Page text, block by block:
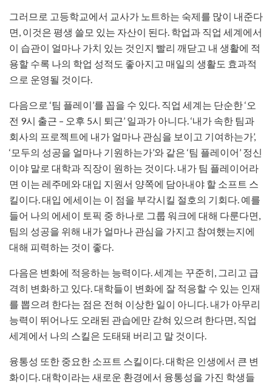
그러므로 고등학교에서 교사가 노트하는 숙제를 많이 내준다
면, 이것은 평생 쓸모 있는 자산이 된다. 학업과 직업 세계에서
이 습관이 얼마나 가치 있는 것인지 빨리 깨닫고 내 생활에 적
용할 수록 나의 학업 성적도 좋아지고 매일의 생활도 효과적
으로 운영될 것이다.
다음으로 ‘팀 플레이’를 꼽을 수 있다. 직업 세계는 단순한 ‘오
전 9시 출근 – 오후 5시 퇴근’ 일과가 아니다. ‘내가 속한 팀과
회사의 프로젝트에 내가 얼마나 관심을 보이고 기여하는가’,
‘모두의 성공을 얼마나 기원하는가’와 같은 ‘팀 플레이어’ 정신
이야 말로 대학과 직장이 원하는 것이다. 내가 팀 플레이어라
면 이는 레주메와 대입 지원서 양쪽에 담아내야 할 소프트 스
킬이다. 대입 에세이는 이 점을 부각시킬 절호의 기회다. 예를
들어 나의 에세이 토픽 중 하나로 그룹 워크에 대해 다룬다면,
팀의 성공을 위해 내가 얼마나 관심을 가지고 참여했는지에
대해 피력하는 것이 좋다.
다음은 변화에 적응하는 능력이다. 세계는 꾸준히, 그리고 급
격히 변화하고 있다. 대학들이 변화에 잘 적응할 수 있는 인재
를 뽑으려 한다는 점은 전혀 이상한 일이 아니다. 내가 아무리
능력이 뛰어나도 오래된 관습에만 갇혀 있으려 한다면, 직업
세계에서 나의 스킬은 도태돼 버리고 말 것이다.
융통성 또한 중요한 소프트 스킬이다. 대학은 인생에서 큰 변
화이다. 대학이라는 새로운 환경에서 융통성을 가진 학생들